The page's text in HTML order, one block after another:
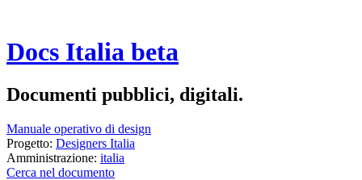
Docs Italia beta
Documenti pubblici, digitali.
Manuale operativo di design
Progetto: Designers Italia
Amministrazione: italia
Cerca nel documento